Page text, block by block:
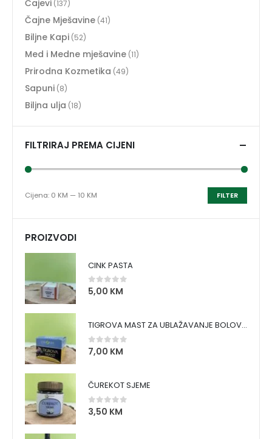
Čajevi (137)
Čajne Mješavine (41)
Biljne Kapi (52)
Med i Medne mješavine (11)
Prirodna Kozmetika (49)
Sapuni (8)
Biljna ulja (18)
FILTRIRAJ PREMA CIJENI
FILTER
Cijena: 0 KM — 10 KM
PROIZVODI
CINK PASTA
0 out of 5
5,00 KM
TIGROVA MAST ZA UBLAŽAVANJE BOLOVA I ZAGRIJAVANJE MIŠIĆA
0 out of 5
7,00 KM
ČUREKOT SJEME
0 out of 5
3,50 KM